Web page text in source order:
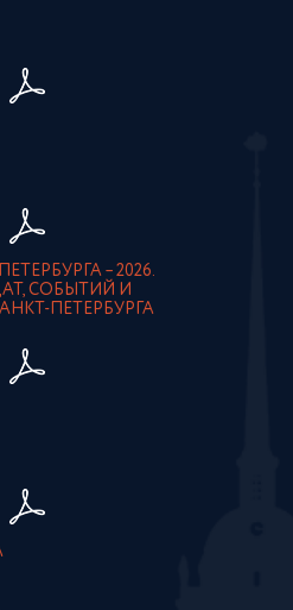
– 2026.
СОБЫТИЙ И
ПЕТЕРБУРГА